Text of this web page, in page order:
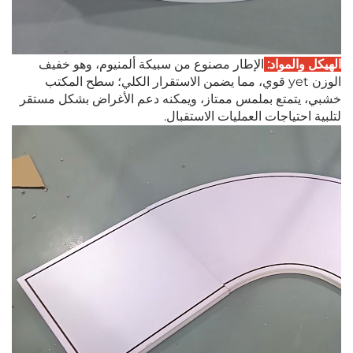
الهيكل والمواد:الإطار مصنوع من سبيكة ألمنيوم، وهو خفيف
الوزن yet قوي، مما يضمن الاستقرار الكلي؛ سطح المكتب
خشبي، يتمتع بملمس ممتاز، ويمكنه دعم الأغراض بشكل مستقر
لتلبية احتياجات العمليات الاستقبال.